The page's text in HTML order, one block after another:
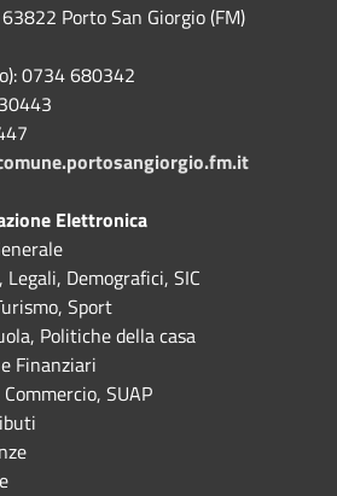
Porto San Giorgio (FM)
0734 680342
Elettronica
Demografici, SIC
Sport
Politiche della casa
Finanziari
SUAP